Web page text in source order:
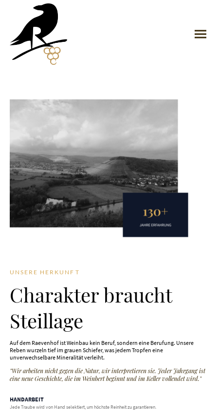
U N S E R E H E R K U N F T
Charakter braucht
Steillage
Auf dem Raevenhof ist Weinbau kein Beruf, sondern eine Berufung. Unsere
Reben wurzeln tief im grauen Schiefer, was jedem Tropfen eine
unverwechselbare Mineralität verleiht.
"Wir arbeiten nicht gegen die Natur, wir interpretieren sie. Jeder Jahrgang ist
eine neue Geschichte, die im Weinbert beginnt und im Keller vollendet wird."
HANDARBEIT
Jede Traube wird von Hand selektiert, um höchste Reinheit zu garantieren.